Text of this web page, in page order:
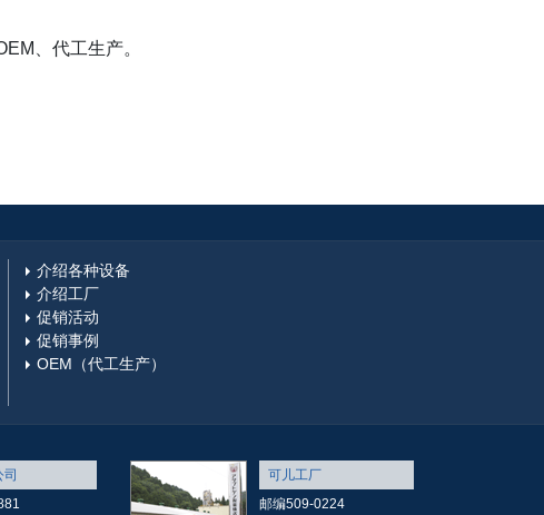
、代工生产。
介绍各种设备
介绍工厂
促销活动
促销事例
OEM（代工生产）
可儿工厂
邮编509-0224